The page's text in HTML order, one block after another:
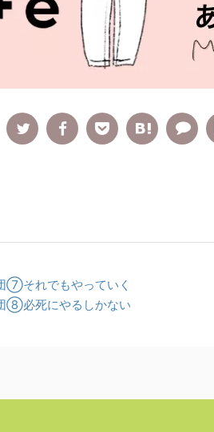
⑦それでもやっていく
⑧必死にやるしかない